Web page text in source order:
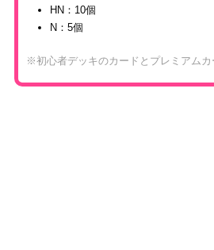
HN：10個
N：5個
※初心者デッキのカードとプレミアム